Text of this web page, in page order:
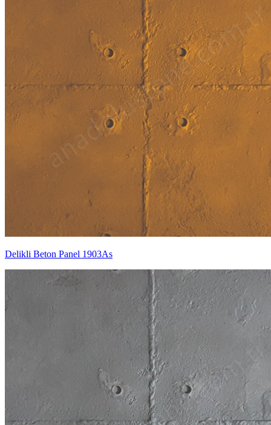
Delikli Beton Panel 1903As